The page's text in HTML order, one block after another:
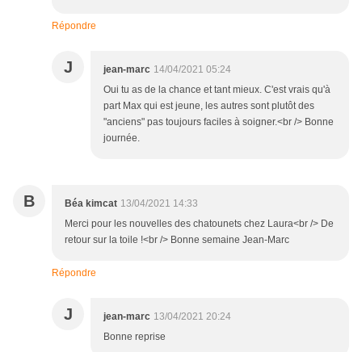
Répondre
J jean-marc 14/04/2021 05:24
Oui tu as de la chance et tant mieux. C'est vrais qu'à
part Max qui est jeune, les autres sont plutôt des
"anciens" pas toujours faciles à soigner.<br /> Bonne
journée.
B Béa kimcat 13/04/2021 14:33
Merci pour les nouvelles des chatounets chez Laura<br /> De
retour sur la toile !<br /> Bonne semaine Jean-Marc
Répondre
J jean-marc 13/04/2021 20:24
Bonne reprise